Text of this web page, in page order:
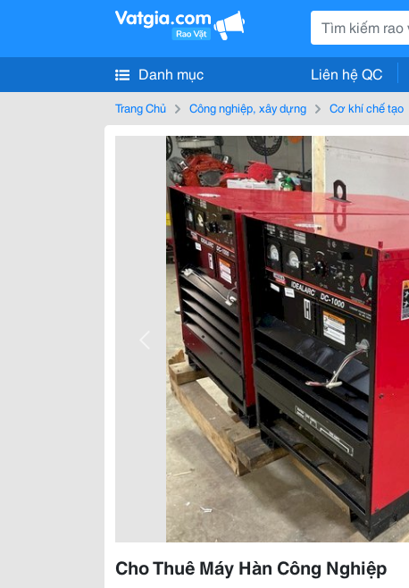
Danh mục Liên hệ QC
Trang Chủ Công nghiệp, xây dựng Cơ khí chế tạo
Cho Thuê Máy Hàn Công Nghiệp